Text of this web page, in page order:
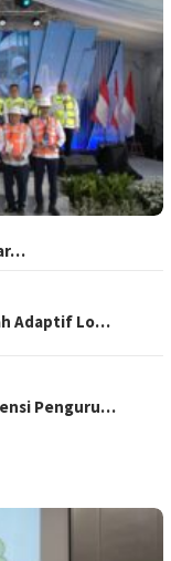
Adaptif Lo…
Penguru…